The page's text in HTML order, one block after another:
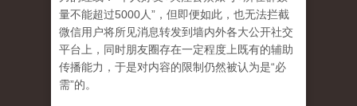
量不能超过5000人”，但即便如此，也无法拦截
微信用户将所见消息转发到墙内外各大公开社交
平台上，同时朋友圈存在一定程度上既有的辅助
传播能力，于是对内容的限制仍然被认为是“必
需”的。